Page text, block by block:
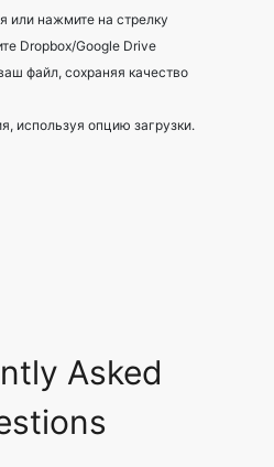
используя опцию загрузки.
изображений?